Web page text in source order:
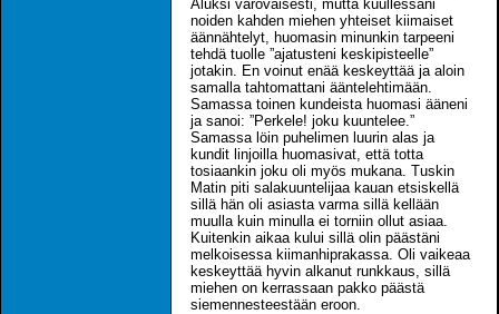
Aluksi varovaisesti, mutta kuullessani
noiden kahden miehen yhteiset kiimaiset
äännähtelyt, huomasin minunkin tarpeeni
tehdä tuolle ”ajatusteni keskipisteelle”
jotakin. En voinut enää keskeyttää ja aloin
samalla tahtomattani ääntelehtimään.
Samassa toinen kundeista huomasi ääneni
ja sanoi: ”Perkele! joku kuuntelee.”
Samassa löin puhelimen luurin alas ja
kundit linjoilla huomasivat, että totta
tosiaankin joku oli myös mukana. Tuskin
Matin piti salakuuntelijaa kauan etsiskellä
sillä hän oli asiasta varma sillä kellään
muulla kuin minulla ei torniin ollut asiaa.
Kuitenkin aikaa kului sillä olin päästäni
melkoisessa kiimanhiprakassa. Oli vaikeaa
keskeyttää hyvin alkanut runkkaus, sillä
miehen on kerrassaan pakko päästä
siemennesteestään eroon.